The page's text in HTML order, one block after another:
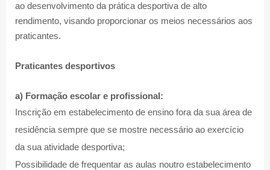
ao desenvolvimento da prática desportiva de alto
rendimento, visando proporcionar os meios necessários aos
praticantes.
Praticantes desportivos
a) Formação escolar e profissional:
Inscrição em estabelecimento de ensino fora da sua área de
residência sempre que se mostre necessário ao exercício
da sua atividade desportiva;
Possibilidade de frequentar as aulas noutro estabelecimento